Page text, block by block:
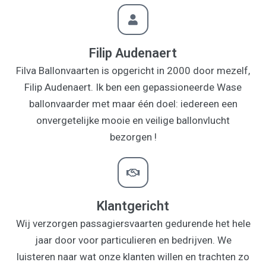
Filip Audenaert
Filva Ballonvaarten is opgericht in 2000 door mezelf,
Filip Audenaert. Ik ben een gepassioneerde Wase
ballonvaarder met maar één doel: iedereen een
onvergetelijke mooie en veilige ballonvlucht
bezorgen !
Klantgericht
Wij verzorgen passagiersvaarten gedurende het hele
jaar door voor particulieren en bedrijven. We
luisteren naar wat onze klanten willen en trachten zo